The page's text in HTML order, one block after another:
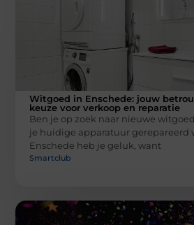
Witgoed in Enschede: jouw
keuze voor verkoop en reparatie
Ben je op zoek naar nieuwe
je huidige apparatuur gerepareerd
Enschede heb je geluk, want
Smartclub